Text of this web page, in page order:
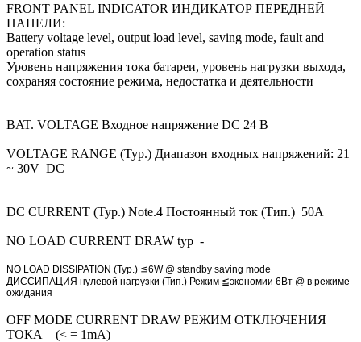
FRONT PANEL INDICATOR ИНДИКАТОР ПЕРЕДНЕЙ
ПАНЕЛИ:
Battery voltage level, output load level, saving mode, fault and
operation status
Уровень напряжения тока батареи, уровень нагрузки выхода,
сохраняя состояние режима, недостатка и деятельности
BAT. VOLTAGE Входное напряжение DC 24 В
VOLTAGE RANGE (Typ.) Диапазон входных напряжений: 21
~ 30V DC
DC CURRENT (Typ.) Note.4 Постоянный ток (Тип.) 50A
NO LOAD CURRENT DRAW typ -
NO LOAD DISSIPATION (Typ.) ≦6W @ standby saving mode
ДИССИПАЦИЯ нулевой нагрузки (Тип.) Режим ≦экономии 6Вт @ в режиме
ожидания
OFF MODE CURRENT DRAW РЕЖИМ ОТКЛЮЧЕНИЯ
ТОКА (< = 1mA)